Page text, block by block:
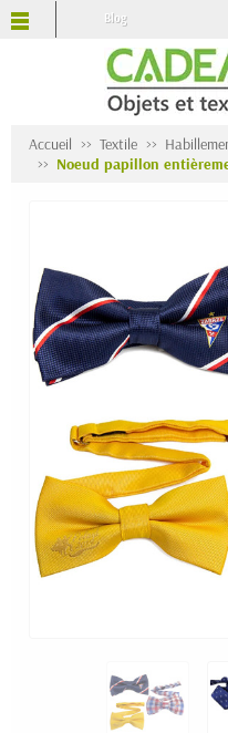
Blog
Accueil Textile
Noeud papillon